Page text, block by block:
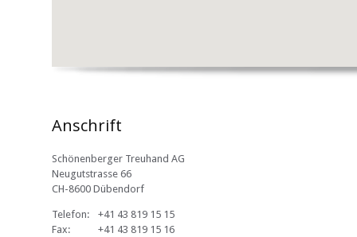
Anschrift
Schönenberger Treuhand AG
Neugutstrasse 66
CH-8600 Dübendorf
Telefon:
+41 43 819 15 15
Fax:
+41 43 819 15 16